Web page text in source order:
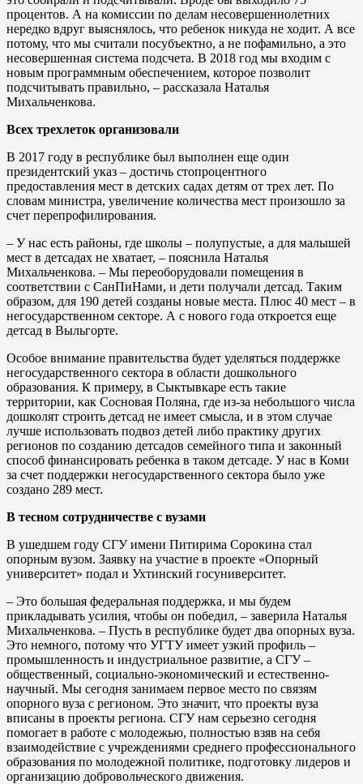
процентов. А на комиссии по делам несовершеннолетних
нередко вдруг выяснялось, что ребенок никуда не ходит. А все
потому, что мы считали посубъектно, а не пофамильно, а это
несовершенная система подсчета. В 2018 год мы входим с
новым программным обеспечением, которое позволит
подсчитывать правильно, – рассказала Наталья
Михальченкова.
Всех трехлеток организовали
В 2017 году в республике был выполнен еще один
президентский указ – достичь стопроцентного
предоставления мест в детских садах детям от трех лет. По
словам министра, увеличение количества мест произошло за
счет перепрофилирования.
– У нас есть районы, где школы – полупустые, а для малышей
мест в детсадах не хватает, – пояснила Наталья
Михальченкова. – Мы переоборудовали помещения в
соответствии с СанПиНами, и дети получали детсад. Таким
образом, для 190 детей созданы новые места. Плюс 40 мест – в
негосударственном секторе. А с нового года откроется еще
детсад в Выльгорте.
Особое внимание правительства будет уделяться поддержке
негосударственного сектора в области дошкольного
образования. К примеру, в Сыктывкаре есть такие
территории, как Сосновая Поляна, где из-за небольшого числа
дошколят строить детсад не имеет смысла, и в этом случае
лучше использовать подвоз детей либо практику других
регионов по созданию детсадов семейного типа и законный
способ финансировать ребенка в таком детсаде. У нас в Коми
за счет поддержки негосударственного сектора было уже
создано 289 мест.
В тесном сотрудничестве с вузами
В ушедшем году СГУ имени Питирима Сорокина стал
опорным вузом. Заявку на участие в проекте «Опорный
университет» подал и Ухтинский госуниверситет.
– Это большая федеральная поддержка, и мы будем
прикладывать усилия, чтобы он победил, – заверила Наталья
Михальченкова. – Пусть в республике будет два опорных вуза.
Это немного, потому что УГТУ имеет узкий профиль –
промышленность и индустриальное развитие, а СГУ –
общественный, социально-экономический и естественно-
научный. Мы сегодня занимаем первое место по связям
опорного вуза с регионом. Это значит, что проекты вуза
вписаны в проекты региона. СГУ нам серьезно сегодня
помогает в работе с молодежью, полностью взяв на себя
взаимодействие с учреждениями среднего профессионального
образования по молодежной политике, подготовку лидеров и
организацию добровольческого движения.